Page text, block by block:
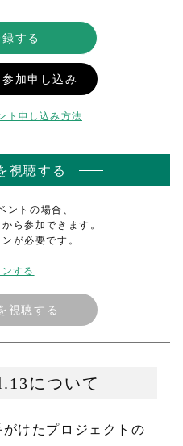
する
加申し込み
ト申し込み方法
視聴する
ントの場合、
ら参加できます。
が必要です。
する
視聴する
について
けたプロジェクトの